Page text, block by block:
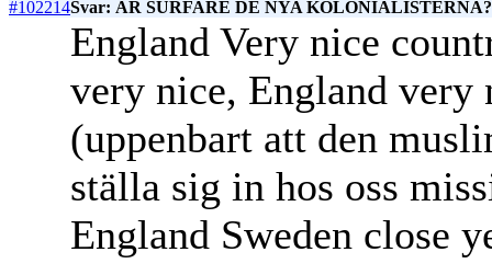
#102214Svar: ÄR SURFARE DE NYA KOLONIALISTERNA?
England Very nice
very nice, England very
(uppenbart att den
ställa sig in hos oss
England Sweden close